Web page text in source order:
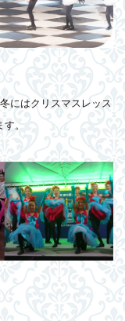
にはクリスマスレッス
す。